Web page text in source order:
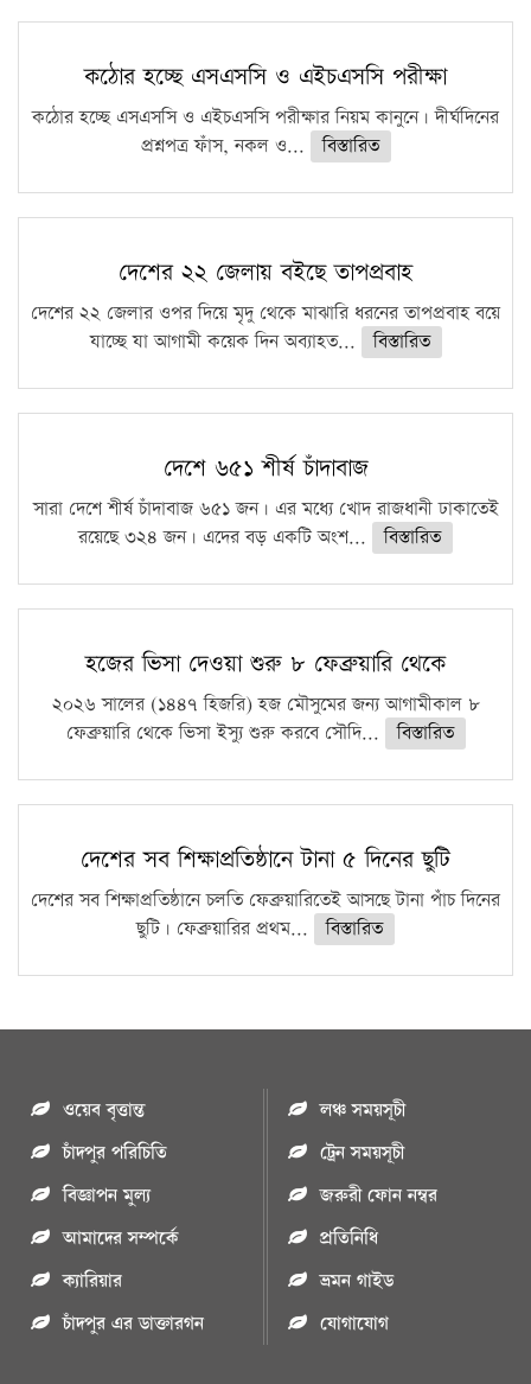
কঠোর হচ্ছে এসএসসি ও এইচএসসি পরীক্ষা
কঠোর হচ্ছে এসএসসি ও এইচএসসি পরীক্ষার নিয়ম কানুনে। দীর্ঘদিনের
প্রশ্নপত্র ফাঁস, নকল ও...
বিস্তারিত
দেশের ২২ জেলায় বইছে তাপপ্রবাহ
দেশের ২২ জেলার ওপর দিয়ে মৃদু থেকে মাঝারি ধরনের তাপপ্রবাহ বয়ে
যাচ্ছে যা আগামী কয়েক দিন অব্যাহত...
বিস্তারিত
দেশে ৬৫১ শীর্ষ চাঁদাবাজ
সারা দেশে শীর্ষ চাঁদাবাজ ৬৫১ জন। এর মধ্যে খোদ রাজধানী ঢাকাতেই
রয়েছে ৩২৪ জন। এদের বড় একটি অংশ...
বিস্তারিত
হজের ভিসা দেওয়া শুরু ৮ ফেব্রুয়ারি থেকে
২০২৬ সালের (১৪৪৭ হিজরি) হজ মৌসুমের জন্য আগামীকাল ৮
ফেব্রুয়ারি থেকে ভিসা ইস্যু শুরু করবে সৌদি...
বিস্তারিত
দেশের সব শিক্ষাপ্রতিষ্ঠানে টানা ৫ দিনের ছুটি
দেশের সব শিক্ষাপ্রতিষ্ঠানে চলতি ফেব্রুয়ারিতেই আসছে টানা পাঁচ দিনের
ছুটি। ফেব্রুয়ারির প্রথম...
বিস্তারিত
ওয়েব বৃত্তান্ত
চাঁদপুর পরিচিতি
বিজ্ঞাপন মুল্য
আমাদের সম্পর্কে
ক্যারিয়ার
চাঁদপুর এর ডাক্তারগন
লঞ্চ সময়সূচী
ট্রেন সময়সূচী
জরুরী ফোন নম্বর
প্রতিনিধি
ভ্রমন গাইড
যোগাযোগ